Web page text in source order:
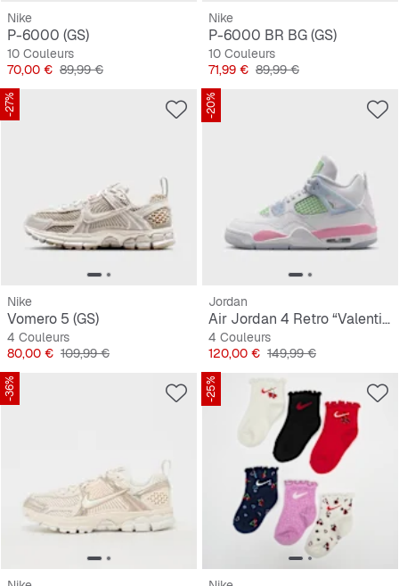
Nike
P-6000 (GS)
10 Couleurs
Prix
70,00 € Prix original
89,99 €
Nike
P-6000 BR BG (GS)
10 Couleurs
Prix
71,99 € Prix original
89,99 €
-27%
Nike
Vomero 5 (GS)
4 Couleurs
Prix
80,00 € Prix original
109,99 €
-20%
Jordan
Air Jordan 4 Retro “Valentine's Day” (GS)
4 Couleurs
Prix
120,00 € Prix original
149,99 €
-36% -25%